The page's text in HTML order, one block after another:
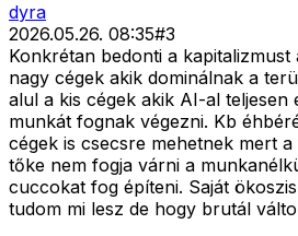
dyra
2026.05.26. 08:35#3
Konkrétan bedonti a kapitalizmust
nagy cégek akik dominálnak a
alul a kis cégek akik AI-al teljesen
munkát fognak végezni. Kb
cégek is csecsre mehetnek mert
tőke nem fogja várni a
cuccokat fog építeni. Saját
tudom mi lesz de hogy brutál